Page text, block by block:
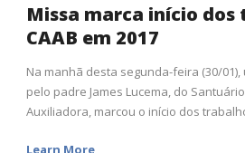
Missa marca início dos
CAAB em 2017
Na manhã desta segunda-feira (30/
pelo padre James Lucema, do
Auxiliadora, marcou o início dos
Learn More